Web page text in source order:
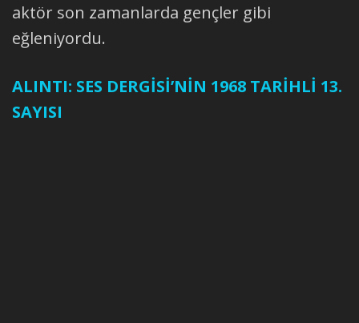
aktör son zamanlarda gençler gibi
eğleniyordu.
ALINTI: SES DERGİSİ’NİN 1968 TARİHLİ 13.
SAYISI